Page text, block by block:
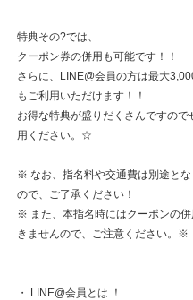
特典その?では、
クーポン券の併用も可能です！！
さらに、LINE@会員の方は最大
もご利用いただけます！！
お得な特典が盛りだくさんですので
用ください。☆
※ なお、指名料や交通費は別途と
ので、ご了承ください！
※ また、本指名時にはクーポンの
きませんので、ご注意ください。※
・ LINE@会員とは ！